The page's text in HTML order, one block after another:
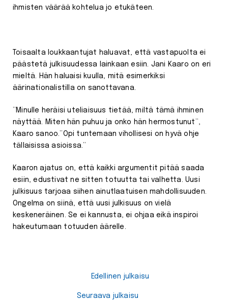
ihmisten väärää kohtelua jo etukäteen.
Toisaalta loukkaantujat haluavat, että vastapuolta ei
päästetä julkisuudessa lainkaan esiin. Jani Kaaro on eri
mieltä. Hän haluaisi kuulla, mitä esimerkiksi
äärinationalistilla on sanottavana.
”Minulle heräisi uteliaisuus tietää, miltä tämä ihminen
näyttää. Miten hän puhuu ja onko hän hermostunut”,
Kaaro sanoo.”Opi tuntemaan vihollisesi on hyvä ohje
tällaisissa asioissa.”
Kaaron ajatus on, että kaikki argumentit pitää saada
esiin, edustivat ne sitten totuutta tai valhetta. Uusi
julkisuus tarjoaa siihen ainutlaatuisen mahdollisuuden.
Ongelma on siinä, että uusi julkisuus on vielä
keskeneräinen. Se ei kannusta, ei ohjaa eikä inspiroi
hakeutumaan totuuden äärelle.
Edellinen julkaisu
Seuraava julkaisu